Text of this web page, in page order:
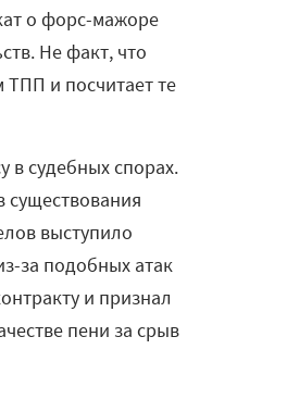
о форс-мажоре
Не факт, что
ТПП и посчитает те
в судебных спорах.
существования
выступило
за подобных атак
и признал
пени за срыв